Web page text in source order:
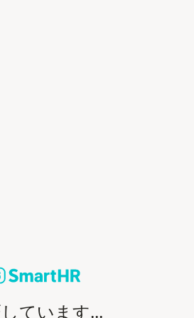
ています...